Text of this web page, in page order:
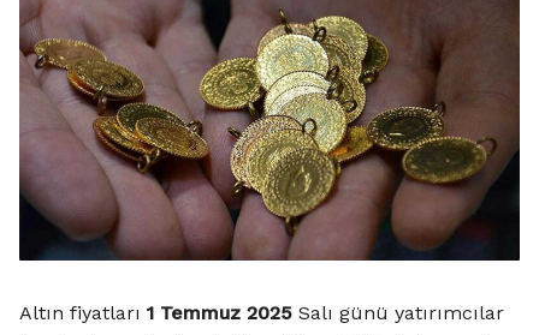
Altın fiyatları 1 Temmuz 2025 Salı günü yatırımcılar